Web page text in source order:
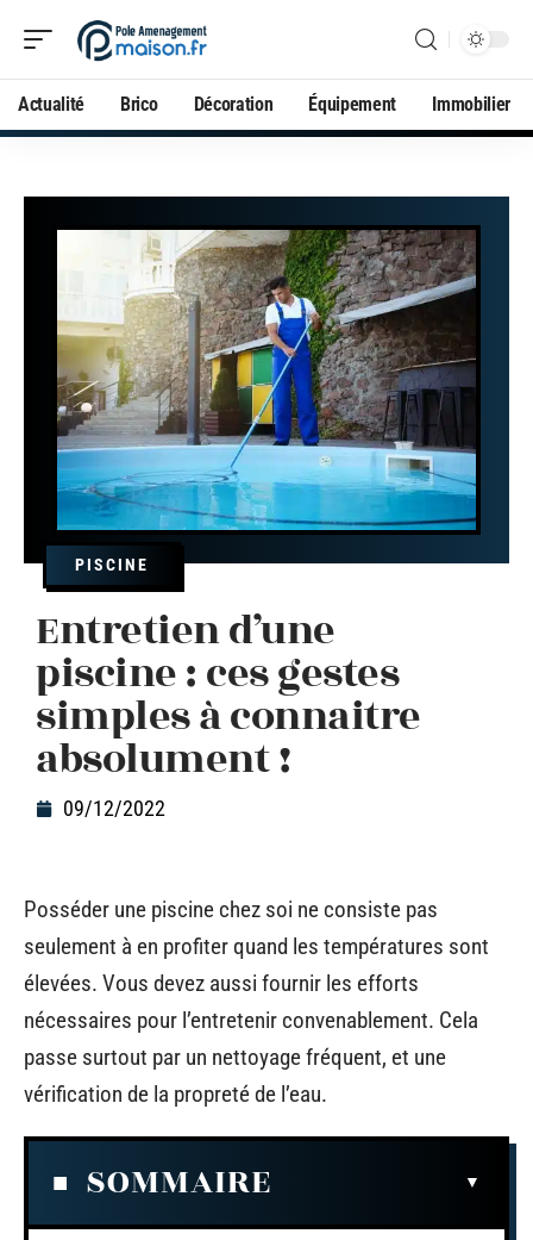
Actualité Brico Décoration Équipement Immobilier
PISCINE
Entretien d’une
piscine : ces gestes
simples à connaitre
absolument !
09/12/2022
Posséder une piscine chez soi ne consiste pas
seulement à en profiter quand les températures sont
élevées. Vous devez aussi fournir les efforts
nécessaires pour l’entretenir convenablement. Cela
passe surtout par un nettoyage fréquent, et une
vérification de la propreté de l’eau.
SOMMAIRE